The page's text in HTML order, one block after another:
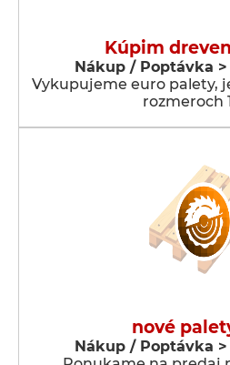
Kúpim
Nákup / Poptávka
Vykupujeme euro palety,
rozmeroch
nové
Nákup / Poptávka